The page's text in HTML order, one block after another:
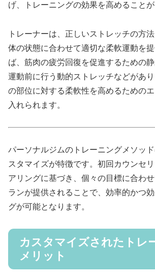
げ、トレーニングの効果を高めることが
トレーナーは、正しいストレッチの方
体の状態に合わせて適切な柔軟運動を
ば、筋肉の疲労回復を促進するための静
運動前に行う動的ストレッチなどがあ
の部位に対する柔軟性を高めるための
入れられます。
パーソナルジムのトレーニングメソッ
スタマイズが特徴です。初回カウンセ
アリングに基づき、個々の目標に合わ
ランが提供されることで、効率的かつ
グが可能となります。
カスタマイズされたトレ
メリット